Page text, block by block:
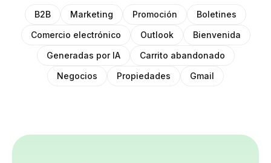
B2B Marketing Promoción
Boletines
Comercio electrónico
Outlook
Bienvenida
Generadas por IA
Carrito abandonado
Negocios
Propiedades Gmail